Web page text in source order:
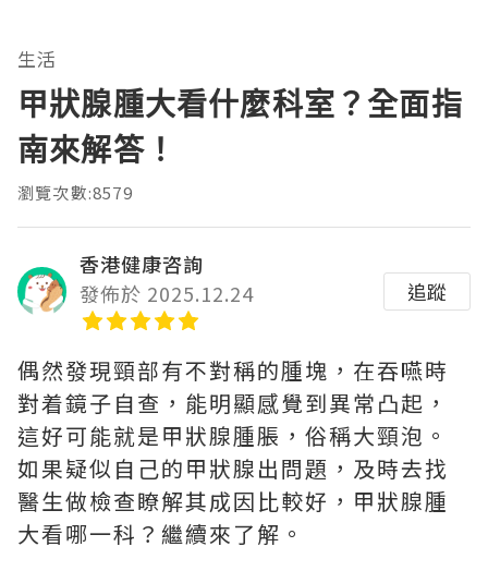
生活
甲狀腺腫大看什麼科室？全面指
南來解答！
瀏覽次數:8579
香港健康咨詢
發佈於 2025.12.24
追蹤
偶然發現頸部有不對稱的腫塊，在吞嚥時
對着鏡子自查，能明顯感覺到異常凸起，
這好可能就是甲狀腺腫脹，俗稱大頸泡。
如果疑似自己的甲狀腺出問題，及時去找
醫生做檢查瞭解其成因比較好，甲狀腺腫
大看哪一科？繼續來了解。